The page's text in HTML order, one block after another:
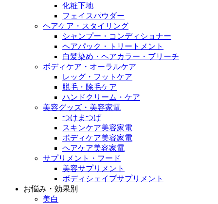
化粧下地
フェイスパウダー
ヘアケア・スタイリング
シャンプー・コンディショナー
ヘアパック・トリートメント
白髪染め・ヘアカラー・ブリーチ
ボディケア・オーラルケア
レッグ・フットケア
脱毛・除毛ケア
ハンドクリーム・ケア
美容グッズ・美容家電
つけまつげ
スキンケア美容家電
ボディケア美容家電
ヘアケア美容家電
サプリメント・フード
美容サプリメント
ボディシェイプサプリメント
お悩み・効果別
美白